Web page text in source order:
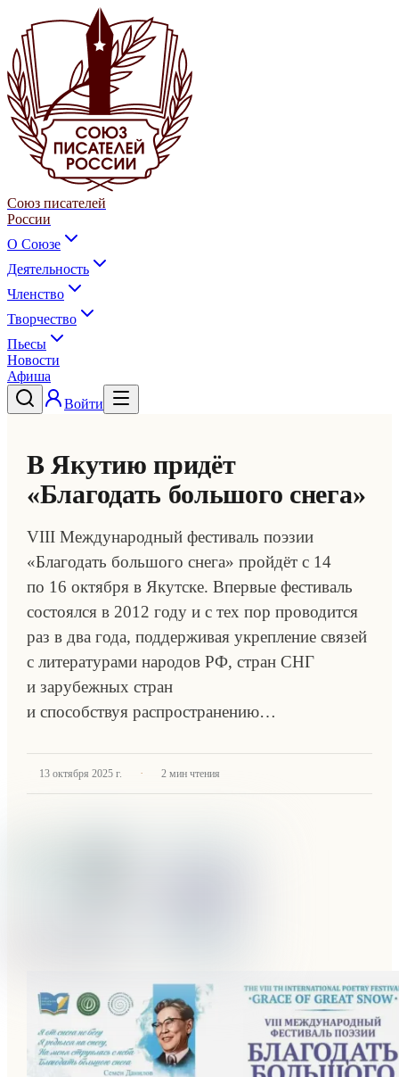
Союз писателей
России
О Союзе
Деятельность
Членство
Творчество
Пьесы
Новости
Афиша
Войти
В Якутию придёт
«Благодать большого снега»
VIII Международный фестиваль поэзии
«Благодать большого снега» пройдёт с 14
по 16 октября в Якутске. Впервые фестиваль
состоялся в 2012 году и с тех пор проводится
раз в два года, поддерживая укрепление связей
с литературами народов РФ, стран СНГ
и зарубежных стран
и способствуя распространению…
13 октября 2025 г. · 2 мин чтения